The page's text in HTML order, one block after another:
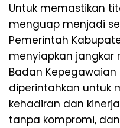
​Untuk memastikan
menguap menjadi
Pemerintah
menyiapkan jangkar
Badan Kepegawaian
diperintahkan untuk
kehadiran dan
tanpa kompromi,